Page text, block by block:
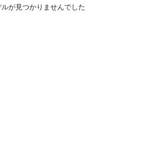
ルが見つかりませんでした